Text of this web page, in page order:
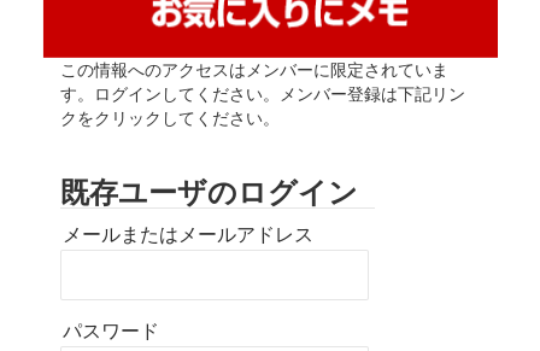
この情報へのアクセスはメンバーに限定されていま
す。ログインしてください。メンバー登録は下記リン
クをクリックしてください。
既存ユーザのログイン
メールまたはメールアドレス
パスワード